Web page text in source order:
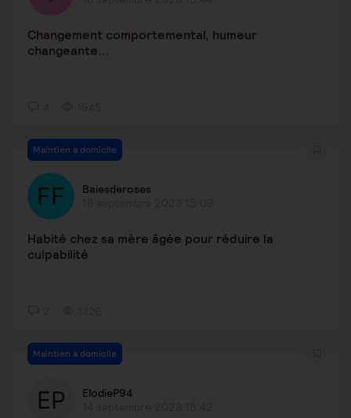
Changement comportemental, humeur
changeante...
Maintien à domicile
Baiesderoses
Habité chez sa mère âgée pour réduire la
culpabilité
Maintien à domicile
ElodieP94